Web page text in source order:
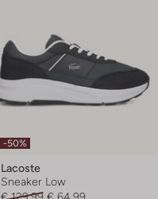
-50%
Lacoste
Sneaker Low